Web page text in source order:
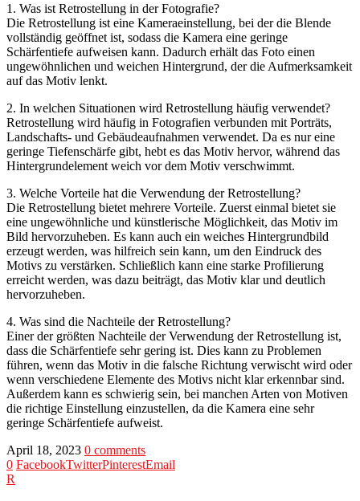
1. Was ist Retrostellung in der Fotografie?
Die Retrostellung ist eine Kameraeinstellung, bei der die Blende
vollständig geöffnet ist, sodass die Kamera eine geringe
Schärfentiefe aufweisen kann. Dadurch erhält das Foto einen
ungewöhnlichen und weichen Hintergrund, der die Aufmerksamkeit
auf das Motiv lenkt.
2. In welchen Situationen wird Retrostellung häufig verwendet?
Retrostellung wird häufig in Fotografien verbunden mit Porträts,
Landschafts- und Gebäudeaufnahmen verwendet. Da es nur eine
geringe Tiefenschärfe gibt, hebt es das Motiv hervor, während das
Hintergrundelement weich vor dem Motiv verschwimmt.
3. Welche Vorteile hat die Verwendung der Retrostellung?
Die Retrostellung bietet mehrere Vorteile. Zuerst einmal bietet sie
eine ungewöhnliche und künstlerische Möglichkeit, das Motiv im
Bild hervorzuheben. Es kann auch ein weiches Hintergrundbild
erzeugt werden, was hilfreich sein kann, um den Eindruck des
Motivs zu verstärken. Schließlich kann eine starke Profilierung
erreicht werden, was dazu beiträgt, das Motiv klar und deutlich
hervorzuheben.
4. Was sind die Nachteile der Retrostellung?
Einer der größten Nachteile der Verwendung der Retrostellung ist,
dass die Schärfentiefe sehr gering ist. Dies kann zu Problemen
führen, wenn das Motiv in die falsche Richtung verwischt wird oder
wenn verschiedene Elemente des Motivs nicht klar erkennbar sind.
Außerdem kann es schwierig sein, bei manchen Arten von Motiven
die richtige Einstellung einzustellen, da die Kamera eine sehr
geringe Schärfentiefe aufweist.
April 18, 2023 0 comments
0 FacebookTwitterPinterestEmail
R